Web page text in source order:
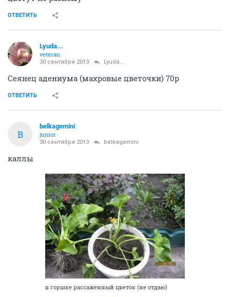
ОТВЕТИТЬ
Lyuda...
veteran
30 сентября 2013 Lyuda...
Сеянец адениума (махровые цветочки) 70р
ОТВЕТИТЬ
B
belkagemini
junior
30 сентября 2013 belkagemini
каллы
в горшке рассаженный цветок (не отдаю)